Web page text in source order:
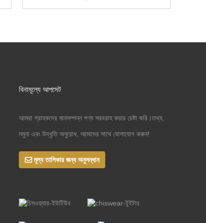
বিনামূল্যে আপসেট
আমরা গ্রাহকদের মানসম্পন্ন পণ্য সরবরাহ করার চেষ্টা করি।তথ্য,
নমুনা এবং উদ্ধৃতি অনুরোধ, আমাদের সাথে যোগাযোগ করুন!
মূল্য তালিকার জন্য অনুসন্ধান